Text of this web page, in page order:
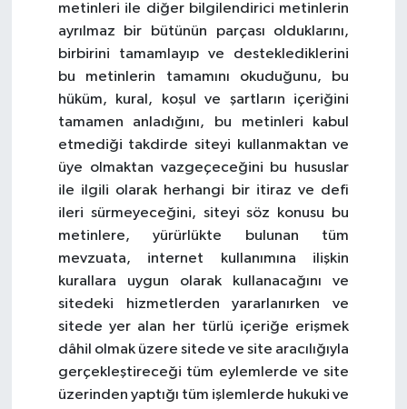
metinleri ile diğer bilgilendirici metinlerin
ayrılmaz bir bütünün parçası olduklarını,
birbirini tamamlayıp ve desteklediklerini
bu metinlerin tamamını okuduğunu, bu
hüküm, kural, koşul ve şartların içeriğini
tamamen anladığını, bu metinleri kabul
etmediği takdirde siteyi kullanmaktan ve
üye olmaktan vazgeçeceğini bu hususlar
ile ilgili olarak herhangi bir itiraz ve defi
ileri sürmeyeceğini, siteyi söz konusu bu
metinlere, yürürlükte bulunan tüm
mevzuata, internet kullanımına ilişkin
kurallara uygun olarak kullanacağını ve
sitedeki hizmetlerden yararlanırken ve
sitede yer alan her türlü içeriğe erişmek
dâhil olmak üzere sitede ve site aracılığıyla
gerçekleştireceği tüm eylemlerde ve site
üzerinden yaptığı tüm işlemlerde hukuki ve